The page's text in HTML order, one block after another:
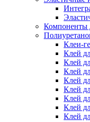
Компоненты
Клеи-
Клей
Клей
Клей
Клей
Клей
Клей
Клей
Клей